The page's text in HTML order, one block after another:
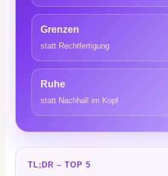
Grenzen
statt Rechtfertigung
Ruhe
statt Nachhall im Kopf
TL;DR – TOP 5